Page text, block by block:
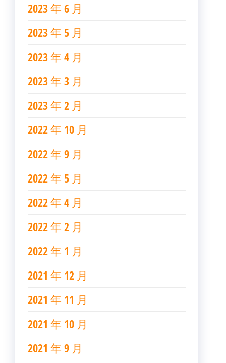
2023 年 6 月
2023 年 5 月
2023 年 4 月
2023 年 3 月
2023 年 2 月
2022 年 10 月
2022 年 9 月
2022 年 5 月
2022 年 4 月
2022 年 2 月
2022 年 1 月
2021 年 12 月
2021 年 11 月
2021 年 10 月
2021 年 9 月